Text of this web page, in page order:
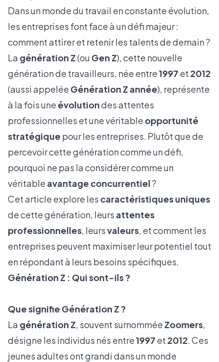
Dans un monde du travail en constante évolution,
les entreprises font face à un défi majeur :
comment attirer et retenir les talents de demain ?
La génération Z(ou Gen Z), cette nouvelle
génération de travailleurs, née entre1997 et 2012
(aussi appelée Génération Z année), représente
à la fois une évolutiondes attentes
professionnelles et une véritable opportunité
stratégique pour les entreprises. Plutôt que de
percevoir cette génération comme un défi,
pourquoi ne pas la considérer comme un
véritable avantage concurrentiel?
Cet article explore les caractéristiques uniques
de cette génération, leurs attentes
professionnelles, leursvaleurs, et comment les
entreprises peuvent maximiser leur potentiel tout
en répondant à leurs besoins spécifiques.
Génération Z : Qui sont-ils ?
Que signifie Génération Z ?
La génération Z, souvent surnommée Zoomers,
désigne les individus nés entre1997 et 2012. Ces
jeunes adultes ont grandi dans un monde